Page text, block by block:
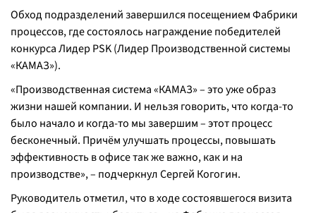
Обход подразделений завершился посещением Фабрики
процессов, где состоялось награждение победителей
конкурса Лидер PSK (Лидер Производственной системы
«КАМАЗ»).
«Производственная система «КАМАЗ» – это уже образ
жизни нашей компании. И нельзя говорить, что когда-то
было начало и когда-то мы завершим – этот процесс
бесконечный. Причём улучшать процессы, повышать
эффективность в офисе так же важно, как и на
производстве», – подчеркнул Сергей Когогин.
Руководитель отметил, что в ходе состоявшегося визита